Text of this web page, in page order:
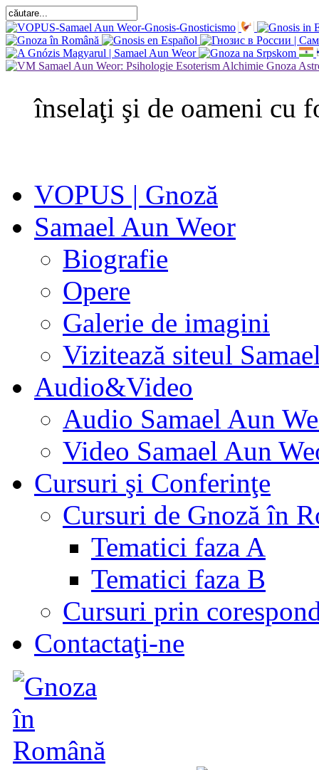
înselaţi şi de oameni cu
VOPUS | Gnoză
Samael Aun Weor
Biografie
Opere
Galerie de imagini
Vizitează siteul
Audio&Video
Audio Samael Aun
Video Samael Aun
Cursuri şi Conferinţe
Cursuri de Gnoză în
Tematici faza A
Tematici faza B
Cursuri prin
Contactaţi-ne